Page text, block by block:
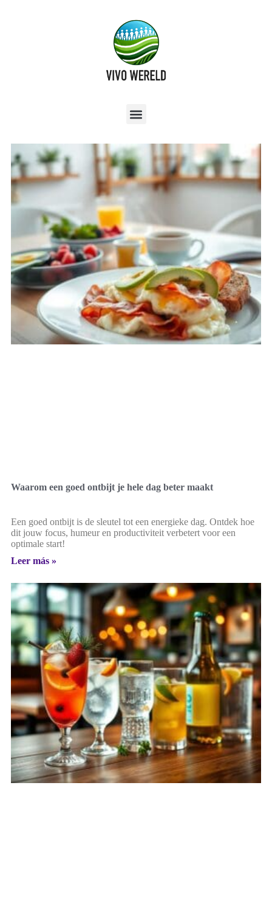
Waarom een goed ontbijt je hele dag beter maakt
Een goed ontbijt is de sleutel tot een energieke dag. Ontdek hoe
dit jouw focus, humeur en productiviteit verbetert voor een
optimale start!
Leer más »